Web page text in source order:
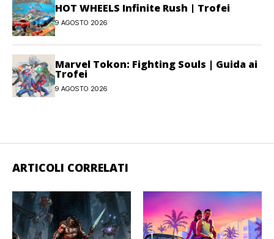
HOT WHEELS Infinite Rush | Trofei
9 AGOSTO 2026
Marvel Tokon: Fighting Souls | Guida ai
Trofei
9 AGOSTO 2026
ARTICOLI CORRELATI